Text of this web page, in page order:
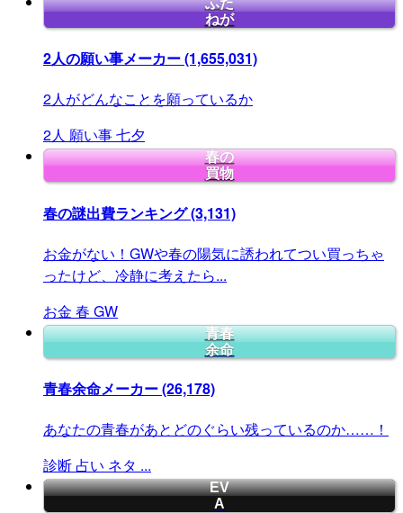
ねが
2人の願い事メーカー(1,655,031)
2人がどんなことを願っているか
2人 願い事七夕
春の
買物
春の謎出費ランキング(3,131)
お金がない！GWや春の陽気に誘われてつい買っちゃ
ったけど、冷静に考えたら...
お金 春 GW
青春
余命
青春余命メーカー(26,178)
あなたの青春があとどのぐらい残っているのか……！
診断 占い ネタ ...
EV
A